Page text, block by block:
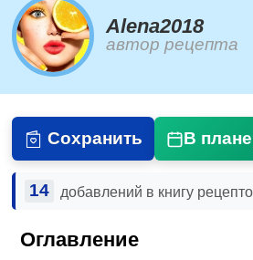
Alena2018
автор рецепта
Сохранить В
14 добавлений в книгу
Оглавление